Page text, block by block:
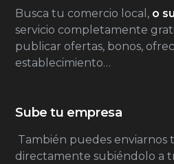
Busca tu comercio local, o
servicio completamente
publicar ofertas, bonos,
establecimiento…
Sube tu empresa
También puedes enviarnos
directamente subiéndolo a